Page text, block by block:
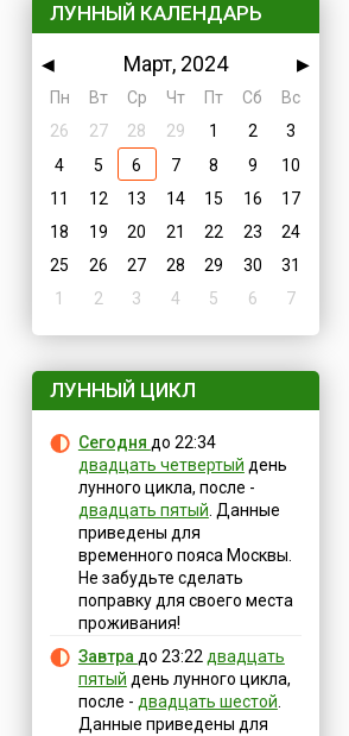
ЛУННЫЙ КАЛЕНДАРЬ
◀ Март, 2024
▶
Пн
Вт Ср Чт Пт Сб
Вс
26
27 28 29 1 2
3
4
5 6 7 8 9
10
11
12 13 14 15 16
17
18
19 20 21 22 23
24
25
26 27 28 29 30
31
1
2 3 4 5 6 7
ЛУННЫЙ ЦИКЛ
Сегодня до 22:34
двадцать четвертый день
лунного цикла, после -
двадцать пятый . Данные
приведены для
временного пояса Москвы.
Не забудьте сделать
поправку для своего места
проживания!
Завтра до 23:22 двадцать
пятый день лунного цикла,
после - двадцать шестой
Данные приведены для